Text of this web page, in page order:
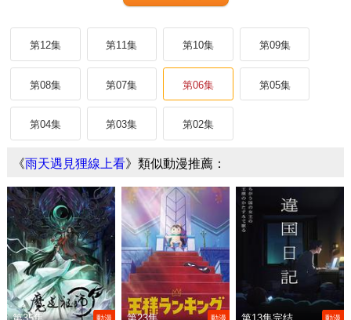
第12集 第11集 第10集 第09集
第08集 第07集 第06集 第05集
第04集 第03集 第02集
《雨天遇見狸線上看》類似動漫推薦：
動漫 動漫 動漫